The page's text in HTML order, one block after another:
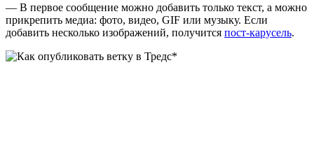
— В первое сообщение можно добавить только текст, а можно
прикрепить медиа: фото, видео, GIF или музыку. Если
добавить несколько изображений, получится пост-карусель.